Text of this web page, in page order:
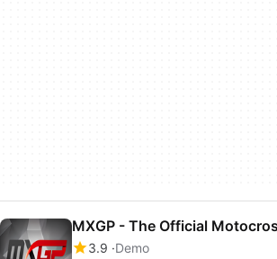
MXGP - The Official
3.9 Demo